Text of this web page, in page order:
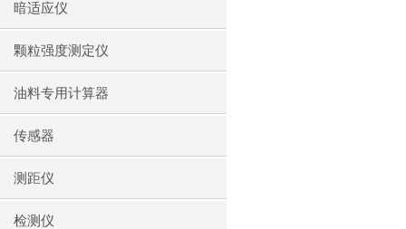
暗适应仪
颗粒强度测定仪
油料专用计算器
传感器
测距仪
检测仪